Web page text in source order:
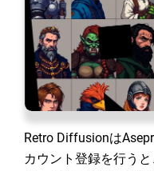
Retro Diffusionは
カウント登録を行う